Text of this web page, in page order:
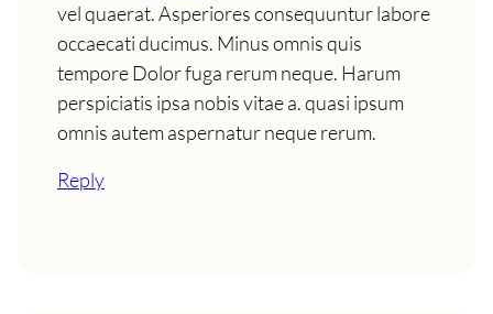
vel quaerat. Asperiores consequuntur labore
occaecati ducimus. Minus omnis quis
tempore Dolor fuga rerum neque. Harum
perspiciatis ipsa nobis vitae a. quasi ipsum
omnis autem aspernatur neque rerum.
Reply